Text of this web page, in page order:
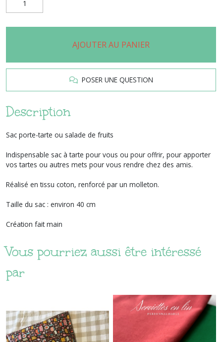
AJOUTER AU PANIER
POSER UNE QUESTION
Description
Sac porte-tarte ou salade de fruits
Indispensable sac à tarte pour vous ou pour offrir, pour apporter
vos tartes ou autres mets pour vous rendre chez des amis.
Réalisé en tissu coton, renforcé par un molleton.
Taille du sac : environ 40 cm
Création fait main
Vous pourriez aussi être intéressé
par